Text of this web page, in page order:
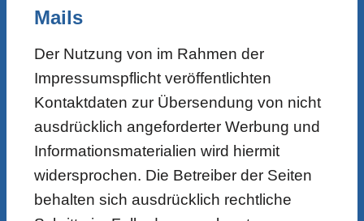
Mails
Der Nutzung von im Rahmen der
Impressumspflicht veröffentlichten
Kontaktdaten zur Übersendung von nicht
ausdrücklich angeforderter Werbung und
Informationsmaterialien wird hiermit
widersprochen. Die Betreiber der Seiten
behalten sich ausdrücklich rechtliche